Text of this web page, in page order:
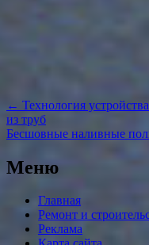
Навигация
по
записям
← Технология
из труб
Бесшовные наливные
Меню
Главная
Ремонт и
Реклама